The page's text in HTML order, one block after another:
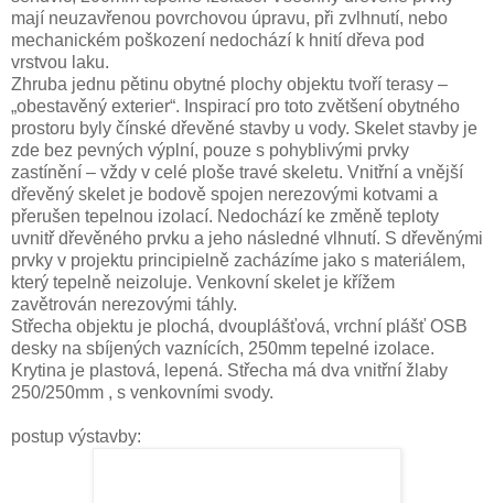
mají neuzavřenou povrchovou úpravu, při zvlhnutí, nebo
mechanickém poškození nedochází k hnití dřeva pod
vrstvou laku.
Zhruba jednu pětinu obytné plochy objektu tvoří terasy –
„obestavěný exterier“. Inspirací pro toto zvětšení obytného
prostoru byly čínské dřevěné stavby u vody. Skelet stavby je
zde bez pevných výplní, pouze s pohyblivými prvky
zastínění – vždy v celé ploše travé skeletu. Vnitřní a vnější
dřevěný skelet je bodově spojen nerezovými kotvami a
přerušen tepelnou izolací. Nedochází ke změně teploty
uvnitř dřevěného prvku a jeho následné vlhnutí. S dřevěnými
prvky v projektu principielně zacházíme jako s materiálem,
který tepelně neizoluje. Venkovní skelet je křížem
zavětrován nerezovými táhly.
Střecha objektu je plochá, dvouplášťová, vrchní plášť OSB
desky na sbíjených vaznících, 250mm tepelné izolace.
Krytina je plastová, lepená. Střecha má dva vnitřní žlaby
250/250mm , s venkovními svody.
postup výstavby: